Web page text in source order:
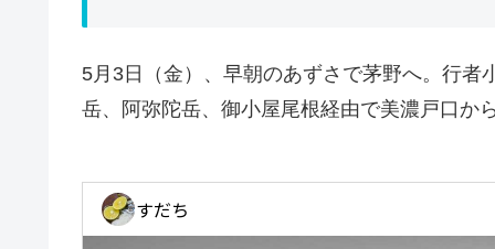
5月3日（金）、早朝のあずさで茅野へ。行
岳、阿弥陀岳、御小屋尾根経由で美濃戸口か